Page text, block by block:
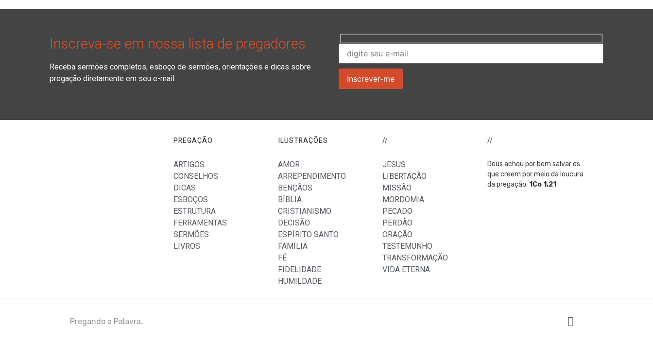
Inscreva-se em nossa lista de pregadores
Receba sermões completos, esboço de sermões, orientações e dicas sobre
pregação diretamente em seu e-mail.
PREGAÇÃO
ARTIGOS
CONSELHOS
DICAS
ESBOÇOS
ESTRUTURA
FERRAMENTAS
SERMÕES
LIVROS
ILUSTRAÇÕES
AMOR
ARREPENDIMENTO
BENÇÃOS
BÍBLIA
CRISTIANISMO
DECISÃO
ESPÍRITO SANTO
FAMÍLIA
FÉ
FIDELIDADE
HUMILDADE
//
JESUS
LIBERTAÇÃO
MISSÃO
MORDOMIA
PECADO
PERDÃO
ORAÇÃO
TESTEMUNHO
TRANSFORMAÇÃO
VIDA ETERNA
//
Deus achou por bem salvar os
que creem por meio da loucura
da pregação. 1Co 1.21
Pregando a Palavra.